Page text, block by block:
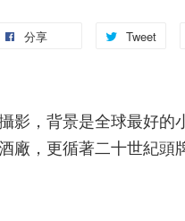
分享 Tweet
影，背景是全球最好的
廠，更循著二十世紀頭